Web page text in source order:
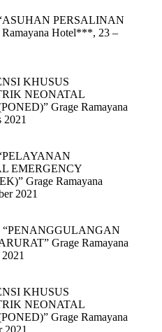
PERSALINAN
Hotel***, 23 –
KHUSUS
NEONATAL
Grage Ramayana
EMERGENCY
Grage Ramayana
2021
Grage Ramayana
KHUSUS
NEONATAL
Grage Ramayana